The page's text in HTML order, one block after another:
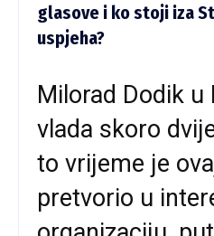
glasove i ko stoji iza
uspjeha?
Milorad Dodik u
vlada skoro
to vrijeme je
pretvorio u